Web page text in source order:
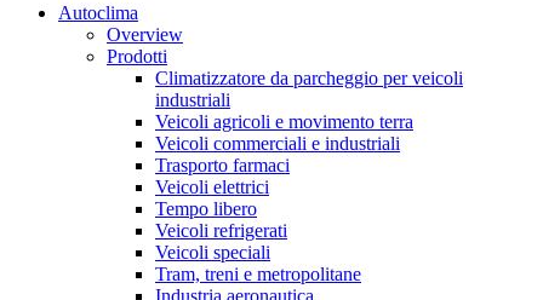
Autoclima
Overview
Prodotti
Climatizzatore da parcheggio per veicoli
industriali
Veicoli agricoli e movimento terra
Veicoli commerciali e industriali
Trasporto farmaci
Veicoli elettrici
Tempo libero
Veicoli refrigerati
Veicoli speciali
Tram, treni e metropolitane
Industria aeronautica